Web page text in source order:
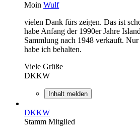
Moin Wulf
vielen Dank fürs zeigen. Das ist
habe Anfang der 1990er Jahre
Sammlung nach 1948 verkauft.
habe ich behalten.
Viele Grüße
DKKW
Inhalt melden
DKKW
Stamm Mitglied